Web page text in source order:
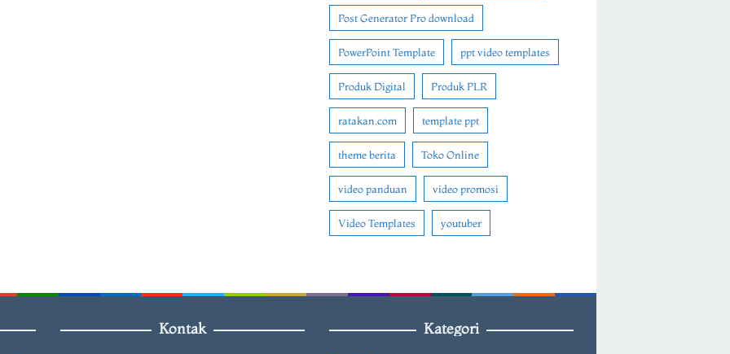
Post Generator Pro download
PowerPoint Template ppt video templates
Produk Digital Produk PLR
ratakan.com template ppt
theme berita Toko Online
video panduan video promosi
Video Templates youtuber
Kontak Kategori